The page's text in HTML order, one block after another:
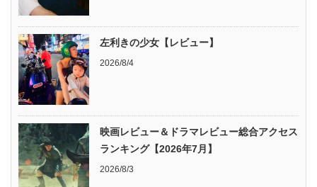
左利きの少女【レビュー】
2026/8/4
映画レビュー＆ドラマレビュー総合アクセス
ランキング【2026年7月】
2026/8/3